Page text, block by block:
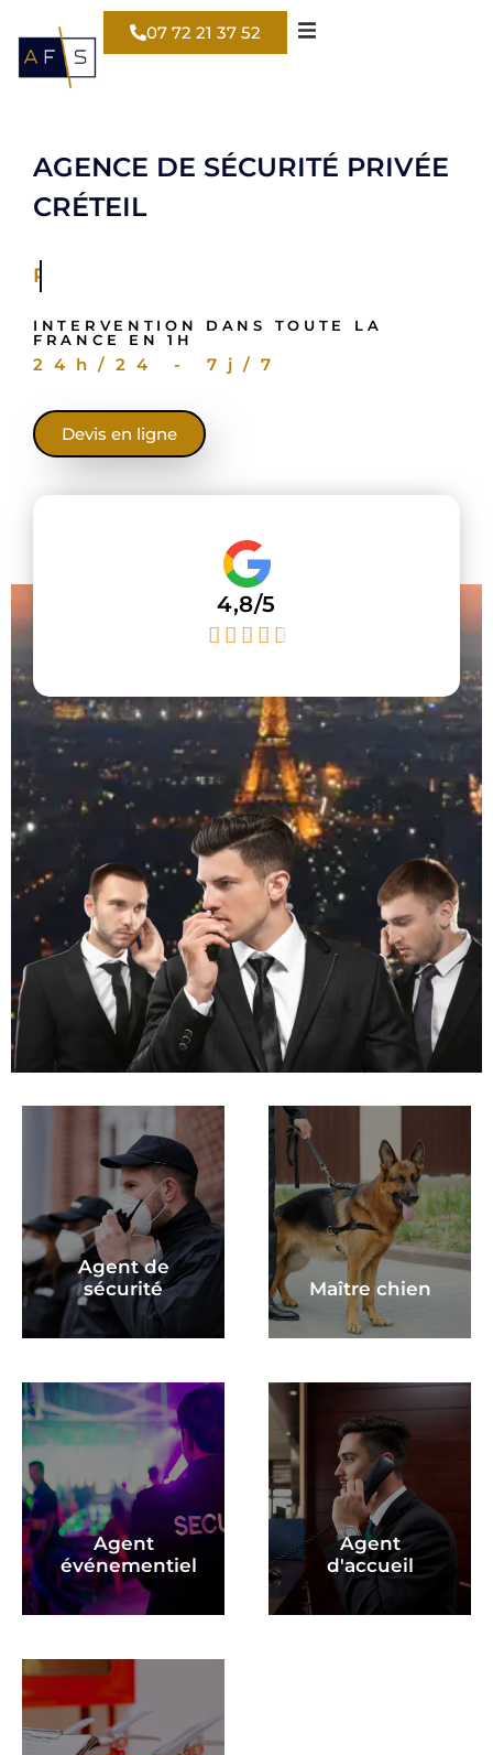
07 72 21 37 52
AGENCE DE SÉCURITÉ PRIVÉE
CRÉTEIL
Pour votre entrepôt
INTERVENTION DANS TOUTE LA
FRANCE EN 1H
24h/24 - 7j/7
Devis en ligne
4,8/5
    
Agent de
sécurité
Maître chien
Agent
événementiel
Agent
d'accueil